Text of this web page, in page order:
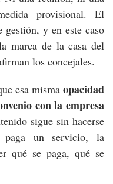
provisional. El
y en este caso
marca de la casa del
los concejales.
esa misma opacidad
con la empresa
sigue sin hacerse
paga un servicio, la
qué se paga, qué se